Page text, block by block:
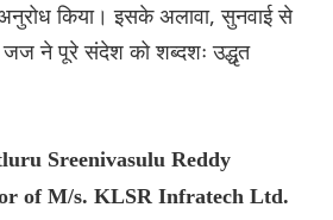
किया। इसके अलावा, सुनवाई से
ने पूरे संदेश को शब्दशः उद्धृत
Sreenivasulu Reddy
of M/s. KLSR Infratech Ltd.